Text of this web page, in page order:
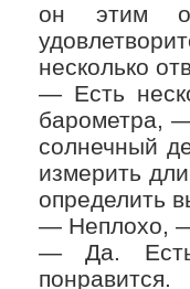
он этим
несколько
— Есть
барометра,
солнечный
измерить
определить
— Неплохо, —
— Да. Есть